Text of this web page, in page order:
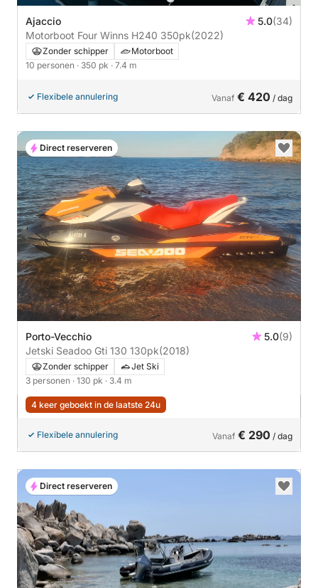
Ajaccio 5.0(34)
Motorboot Four Winns H240 350pk(2022)
Zonder schipper
Motorboot
10 personen · 350 pk · 7.4 m
Flexibele annulering Vanaf € 420 / dag
Porto-Vecchio 5.0(9)
Jetski Seadoo Gti 130 130pk(2018)
Zonder schipper
Jet Ski
3 personen · 130 pk · 3.4 m
4 keer geboekt in de laatste 24u
Flexibele annulering Vanaf € 290 / dag
Direct reserveren
Direct reserveren